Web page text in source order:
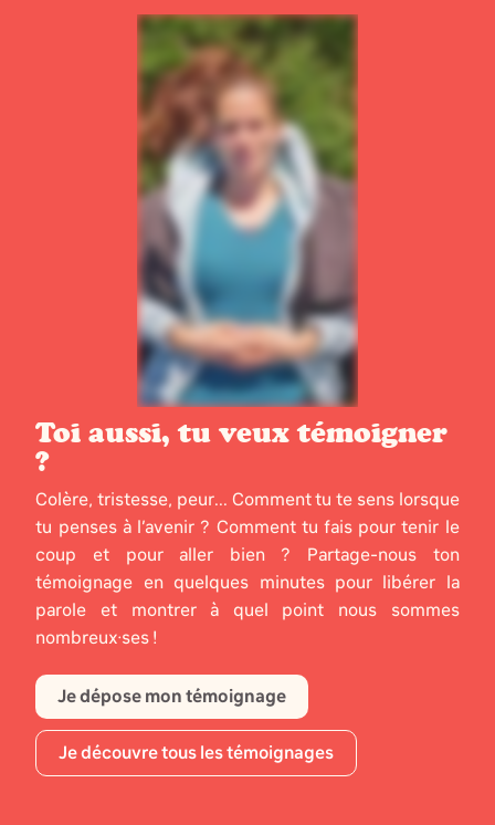
Toi aussi, tu veux témoigner
?
Colère, tristesse, peur... Comment tu te sens lorsque
tu penses à l’avenir ? Comment tu fais pour tenir le
coup et pour aller bien ? Partage-nous ton
témoignage en quelques minutes pour libérer la
parole et montrer à quel point nous sommes
nombreux·ses !
Je dépose mon témoignage
Je découvre tous les témoignages